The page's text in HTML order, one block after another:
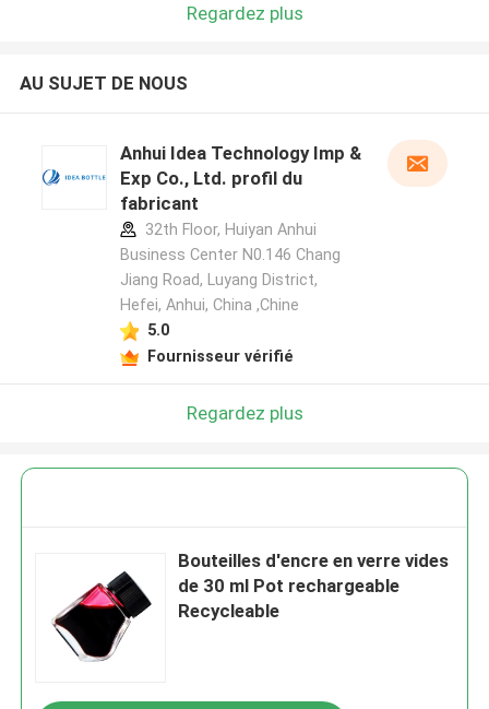
Regardez plus
AU SUJET DE NOUS
Anhui Idea Technology Imp &
Exp Co., Ltd. profil du
fabricant
32th Floor, Huiyan Anhui
Business Center N0.146 Chang
Jiang Road, Luyang District,
Hefei, Anhui, China ,Chine
5.0
Fournisseur vérifié
Regardez plus
Bouteilles d'encre en verre vides
de 30 ml Pot rechargeable
Recycleable